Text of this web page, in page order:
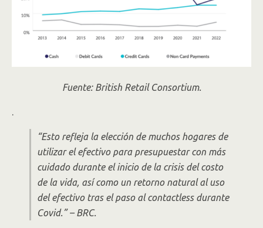
Fuente: British Retail Consortium.
.
“Esto refleja la elección de muchos hogares de
utilizar el efectivo para presupuestar con más
cuidado durante el inicio de la crisis del costo
de la vida, así como un retorno natural al uso
del efectivo tras el paso al contactless durante
Covid.” – BRC.